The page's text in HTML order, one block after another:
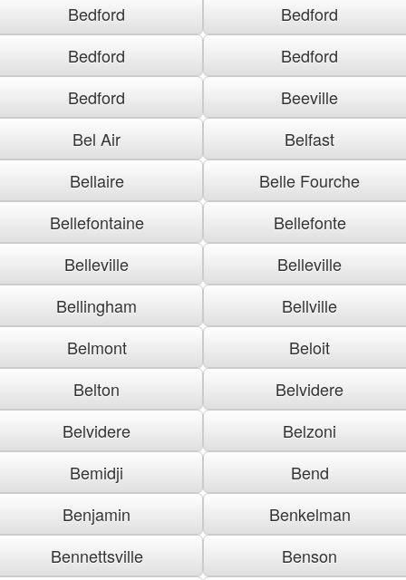
Bedford
Bedford
Bedford
Bedford
Bedford
Beeville
Bel Air
Belfast
Bellaire
Belle Fourche
Bellefontaine
Bellefonte
Belleville
Belleville
Bellingham
Bellville
Belmont
Beloit
Belton
Belvidere
Belvidere
Belzoni
Bemidji
Bend
Benjamin
Benkelman
Bennettsville
Benson